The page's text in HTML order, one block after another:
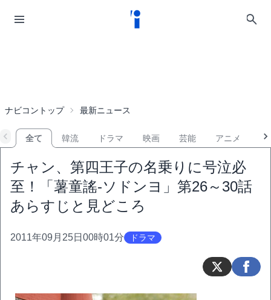
ナビコントップ 最新ニュース
全て 韓流 ドラマ 映画 芸能 アニメ
チャン、第四王子の名乗りに号泣必
至！「薯童謠-ソドンヨ」第26～30話
あらすじと見どころ
2011年09月25日00時01分 ドラマ